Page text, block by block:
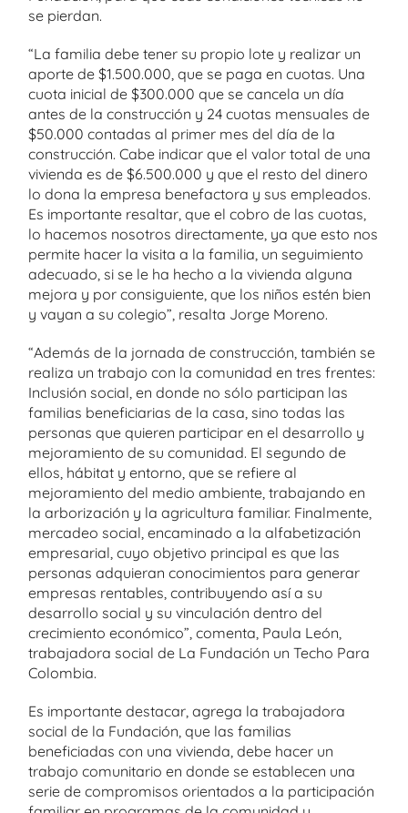
se pierdan.
“La familia debe tener su propio lote y realizar un
aporte de $1.500.000, que se paga en cuotas. Una
cuota inicial de $300.000 que se cancela un día
antes de la construcción y 24 cuotas mensuales de
$50.000 contadas al primer mes del día de la
construcción. Cabe indicar que el valor total de una
vivienda es de $6.500.000 y que el resto del dinero
lo dona la empresa benefactora y sus empleados.
Es importante resaltar, que el cobro de las cuotas,
lo hacemos nosotros directamente, ya que esto nos
permite hacer la visita a la familia, un seguimiento
adecuado, si se le ha hecho a la vivienda alguna
mejora y por consiguiente, que los niños estén bien
y vayan a su colegio”, resalta Jorge Moreno.
“Además de la jornada de construcción, también se
realiza un trabajo con la comunidad en tres frentes:
Inclusión social, en donde no sólo participan las
familias beneficiarias de la casa, sino todas las
personas que quieren participar en el desarrollo y
mejoramiento de su comunidad. El segundo de
ellos, hábitat y entorno, que se refiere al
mejoramiento del medio ambiente, trabajando en
la arborización y la agricultura familiar. Finalmente,
mercadeo social, encaminado a la alfabetización
empresarial, cuyo objetivo principal es que las
personas adquieran conocimientos para generar
empresas rentables, contribuyendo así a su
desarrollo social y su vinculación dentro del
crecimiento económico”, comenta, Paula León,
trabajadora social de La Fundación un Techo Para
Colombia.
Es importante destacar, agrega la trabajadora
social de la Fundación, que las familias
beneficiadas con una vivienda, debe hacer un
trabajo comunitario en donde se establecen una
serie de compromisos orientados a la participación